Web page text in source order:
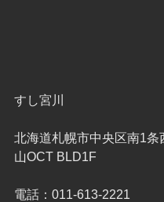
すし宮川
北海道札幌市中央区南1条
山OCT BLD1F
電話：011-613-2221